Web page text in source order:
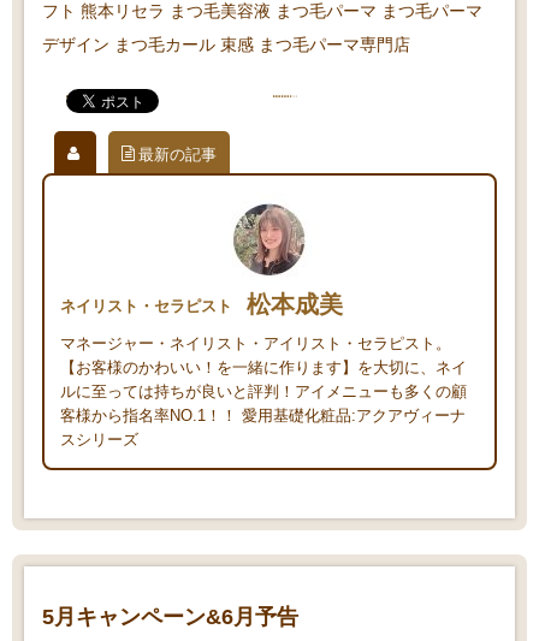
フト 熊本リセラ まつ毛美容液 まつ毛パーマ まつ毛パーマ
デザイン まつ毛カール 束感 まつ毛パーマ専門店
最新の記事
ネイリスト・セラピスト 松本成美
マネージャー・ネイリスト・アイリスト・セラピスト。
【お客様のかわいい！を一緒に作ります】を大切に、ネイ
ルに至っては持ちが良いと評判！アイメニューも多くの顧
客様から指名率NO.1！！ 愛用基礎化粧品:アクアヴィーナ
スシリーズ
5月キャンペーン&6月予告